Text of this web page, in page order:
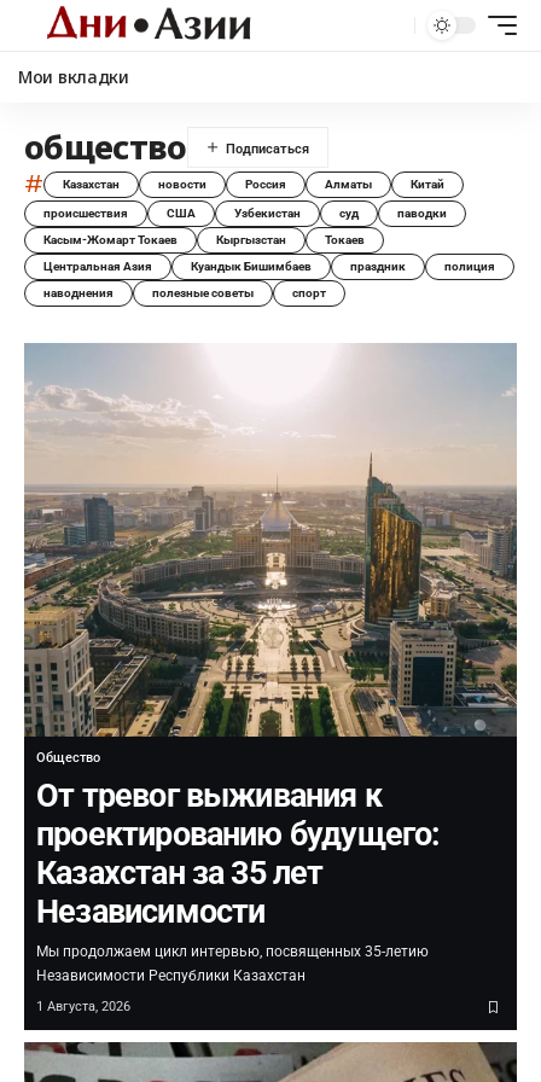
Мои вкладки
общество
# Казахстан новости Россия Алматы Китай
происшествия США Узбекистан суд
паводки
Касым-Жомарт Токаев
Кыргызстан
Токаев
Центральная Азия
Куандык Бишимбаев праздник
полиция
наводнения
полезные советы спорт
Общество
От тревог выживания к
проектированию будущего:
Казахстан за 35 лет
Независимости
Мы продолжаем цикл интервью, посвященных 35-летию
Независимости Республики Казахстан
1 Августа, 2026